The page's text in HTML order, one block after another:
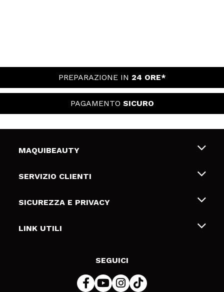
PREPARAZIONE IN 24 ORE*
PAGAMENTO SICURO
MAQUIBEAUTY
Chi siamo
Gift Cards
SERVIZIO CLIENTI
Spedizioni & Resi
Metodi di pagamamento
SICUREZZA E PRIVACY
Termini e condizioni
LINK UTILI
SEGUICI